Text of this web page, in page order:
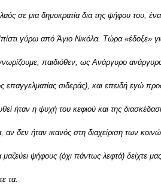
σε μια δημοκρατία δια της ψήφου του, ένα
γύρω από Άγιο Νικόλα. Τώρα «έδοξε»
παιδιόθεν, ως Ανάργυρο
επαγγελματίας σιδεράς), και επειδή εγώ
ήταν η ψυχή του κεφιού και της
δεν ήταν ικανός στη διαχείριση των
ψήφους (όχι πάντως λεφτά) δείχτε
τα.